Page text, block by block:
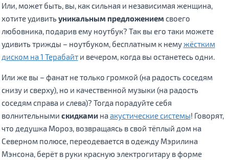
Или, может быть, вы, как сильная и независимая женщина,
хотите удивить уникальным предложением своего
любовника, подарив ему ноутбук? Так вы его таки можете
удивить трижды – ноутбуком, бесплатным к нему жёстким
диском на 1 Терабайти вечером, когда вы останетесь одни.
Или же вы – фанат не только громкой (на радость соседям
снизу и сверху), но и качественной музыки (на радость
соседям справа и слева)? Тогда порадуйте себя
волнительными скидкаминаакустические системы! Говорят,
что дедушка Мороз, возвращаясь в свой тёплый дом на
Северном полюсе, переодевается в одежду Мэрилина
Мэнсона, берёт в руки красную электрогитару в форме